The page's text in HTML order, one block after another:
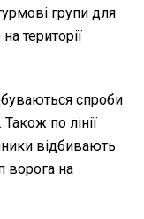
групи для
території
спроби
по лінії
відбивають
ворога на